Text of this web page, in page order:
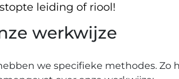
leiding of riool!
werkwijze
we specifieke methodes.